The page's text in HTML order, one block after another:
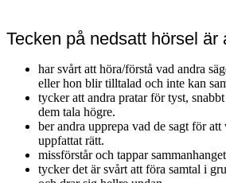
Tecken på nedsatt hörsel är
har svårt att höra/förstå vad andra
eller hon blir tilltalad och inte kan
tycker att andra pratar för tyst,
dem tala högre.
ber andra upprepa vad de sagt för att
uppfattat rätt.
missförstår och tappar
tycker det är svårt att föra samtal i